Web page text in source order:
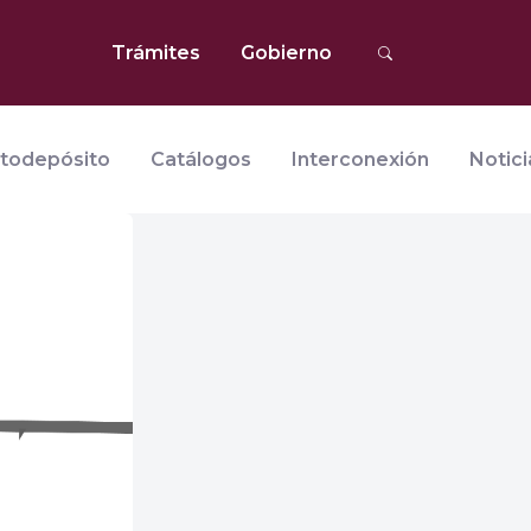
Trámites Gobierno
Catálogos Interconexión